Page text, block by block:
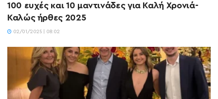
100 ευχές και 10 μαντινάδες για Καλή Χρονιά-
Καλώς ήρθες 2025
02/01/2025 | 08:02